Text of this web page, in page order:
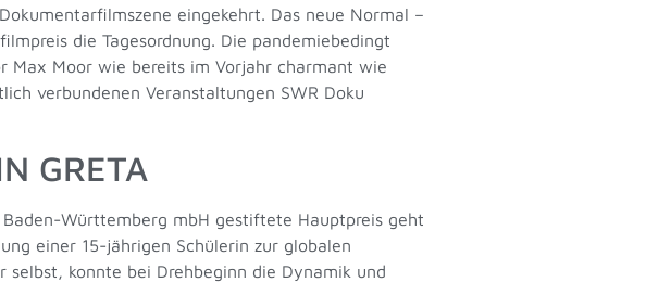
eingekehrt. Das neue Normal –
die Tagesordnung. Die pandemiebedingt
Max Moor wie bereits im Vorjahr charmant wie
verbundenen Veranstaltungen SWR Doku
GRETA
Württemberg mbH gestiftete Hauptpreis geht
einer 15-jährigen Schülerin zur globalen
konnte bei Drehbeginn die Dynamik und